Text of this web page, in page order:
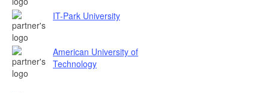
IT-Park University
American University of
Technology